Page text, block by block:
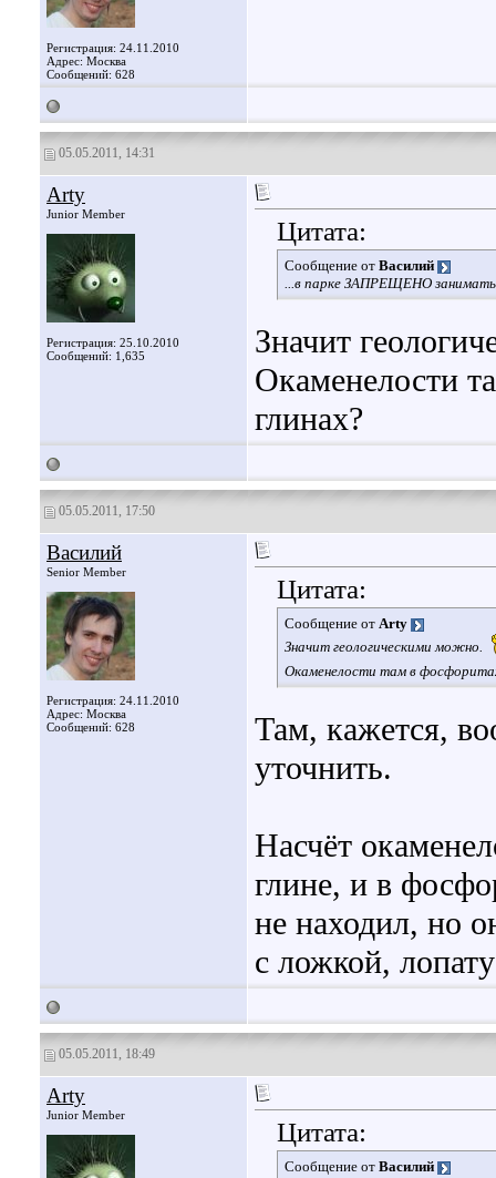
Регистрация: 24.11.2010
Адрес: Москва
Сообщений: 628
05.05.2011, 14:31
Arty
Junior Member
Регистрация: 25.10.2010
Сообщений: 1,635
Цитата:
Сообщение от Василий
...в парке ЗАПРЕЩЕНО
Значит
Окаменелости
глинах?
05.05.2011, 17:50
Василий
Senior Member
Регистрация: 24.11.2010
Адрес: Москва
Сообщений: 628
Цитата:
Сообщение от Arty
Значит геологическими можно.
Окаменелости там в
Там, кажется,
уточнить.
Насчёт
глине, и в
не находил, но
с ложкой,
05.05.2011, 18:49
Arty
Junior Member
Цитата:
Сообщение от Василий